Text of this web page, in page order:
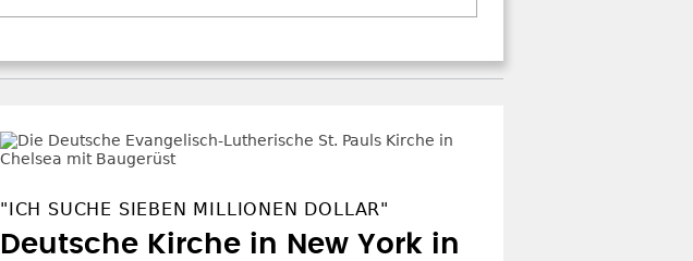
"ICH SUCHE SIEBEN MILLIONEN DOLLAR"
Deutsche Kirche in New York in